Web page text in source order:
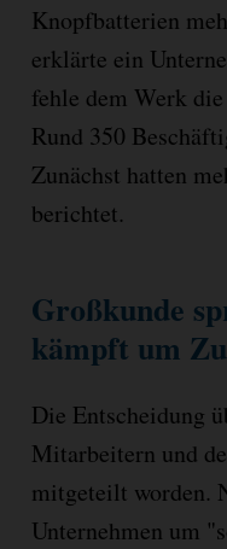
Knopfbatterien
erklärte ein
fehle dem Werk
Rund 350
Zunächst hatten
berichtet.
Großkunde
kämpft um
Die Entscheidung
Mitarbeitern und
mitgeteilt worden.
Unternehmen um